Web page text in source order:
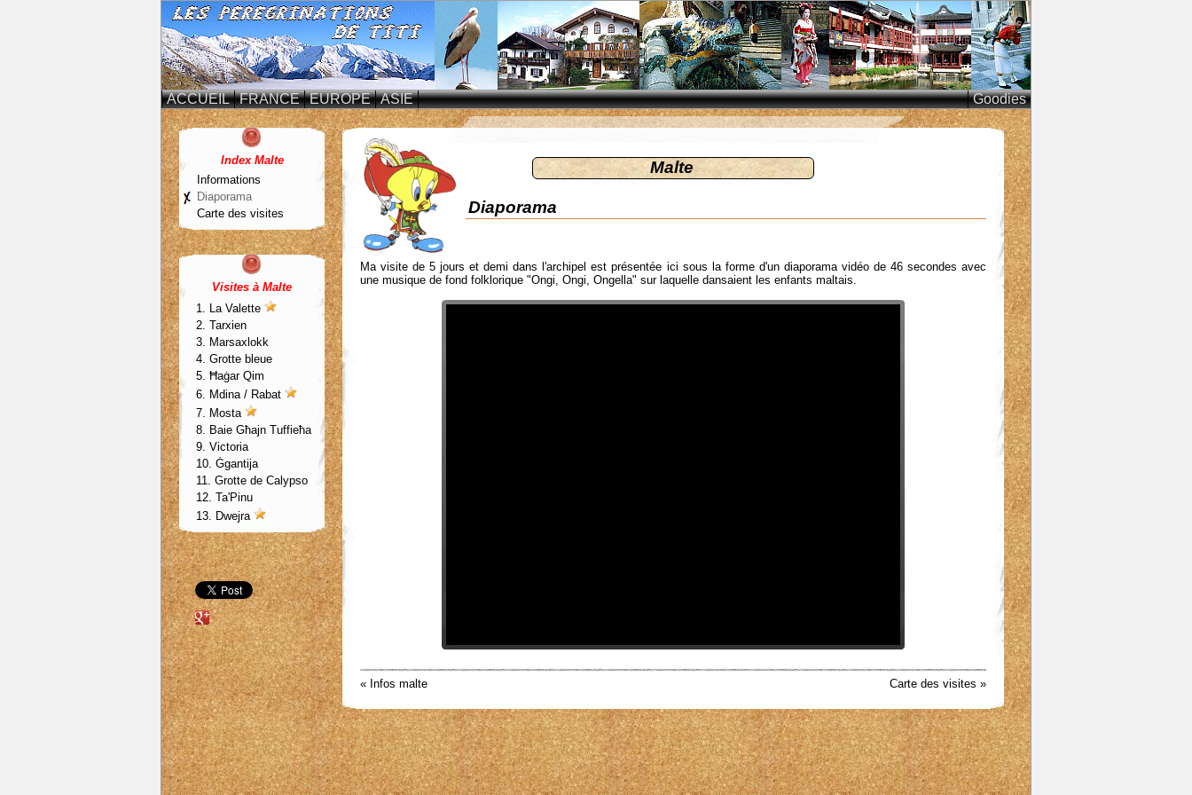
ACCUEIL FRANCE EUROPE ASIE Goodies
Index Malte
Informations
Diaporama
Carte des visites
Visites à Malte
1. La Valette
2. Tarxien
3. Marsaxlokk
4. Grotte bleue
5. Ħaġar Qim
6. Mdina / Rabat
7. Mosta
8. Baie Għajn Tuffieħa
9. Victoria
10. Ġgantija
11. Grotte de Calypso
12. Ta'Pinu
13. Dwejra
Malte
Diaporama
Ma visite de 5 jours et demi dans l'archipel est présentée ici sous la forme d'un diaporama vidéo de 46 secondes avec
une musique de fond folklorique "Ongi, Ongi, Ongella" sur laquelle dansaient les enfants maltais.
« Infos malte Carte des visites »